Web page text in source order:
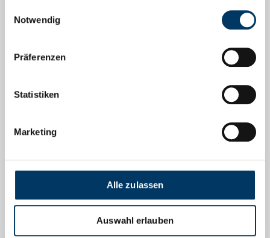
Notwendig
Präferenzen
Statistiken
Marketing
Alle zulassen
Auswahl erlauben
Herausgegeben von